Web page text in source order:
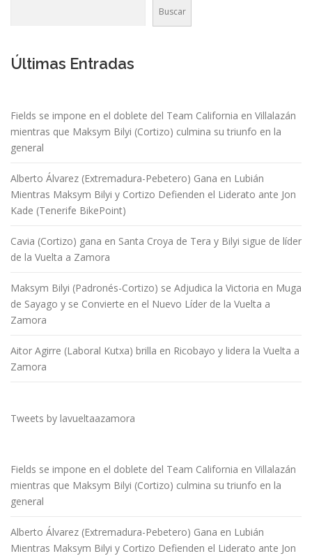
Buscar
Últimas Entradas
Fields se impone en el doblete del Team California en Villalazán
mientras que Maksym Bilyi (Cortizo) culmina su triunfo en la
general
Alberto Álvarez (Extremadura-Pebetero) Gana en Lubián
Mientras Maksym Bilyi y Cortizo Defienden el Liderato ante Jon
Kade (Tenerife BikePoint)
Cavia (Cortizo) gana en Santa Croya de Tera y Bilyi sigue de líder
de la Vuelta a Zamora
Maksym Bilyi (Padronés-Cortizo) se Adjudica la Victoria en Muga
de Sayago y se Convierte en el Nuevo Líder de la Vuelta a
Zamora
Aitor Agirre (Laboral Kutxa) brilla en Ricobayo y lidera la Vuelta a
Zamora
Tweets by lavueltaazamora
Fields se impone en el doblete del Team California en Villalazán
mientras que Maksym Bilyi (Cortizo) culmina su triunfo en la
general
Alberto Álvarez (Extremadura-Pebetero) Gana en Lubián
Mientras Maksym Bilyi y Cortizo Defienden el Liderato ante Jon